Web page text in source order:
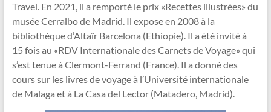
Travel. En 2021, il a remporté le prix «Recettes illustrées» du
musée Cerralbo de Madrid. Il expose en 2008 à la
bibliothèque d’Altaïr Barcelona (Ethiopie). Il a été invité à
15 fois au «RDV Internationale des Carnets de Voyage» qui
s’est tenue à Clermont-Ferrand (France). Il a donné des
cours sur les livres de voyage à l’Université internationale
de Malaga et à La Casa del Lector (Matadero, Madrid).